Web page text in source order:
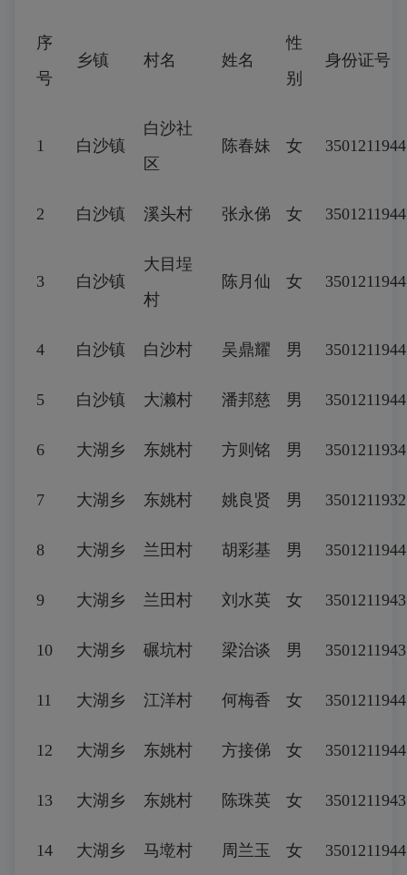
序
号
乡镇 村名 姓名
性
别
身份证号
1 白沙镇
白沙社
区
陈春妹 女
2 白沙镇 溪头村 张永俤 女
3 白沙镇
大目埕
村
陈月仙 女
4 白沙镇 白沙村 吴鼎耀 男
5 白沙镇 大濑村 潘邦慈 男
6 大湖乡 东姚村 方则铭 男
7 大湖乡 东姚村 姚良贤 男
8 大湖乡 兰田村 胡彩基 男
9 大湖乡 兰田村 刘水英 女
10 大湖乡 碾坑村 梁治谈 男
11 大湖乡 江洋村 何梅香 女
12 大湖乡 东姚村 方接俤 女
13 大湖乡 东姚村 陈珠英 女
14 大湖乡 马墘村 周兰玉 女